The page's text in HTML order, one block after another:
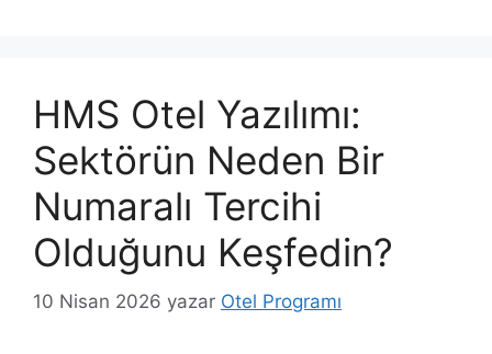
HMS Otel Yazılımı:
Sektörün Neden Bir
Numaralı Tercihi
Olduğunu Keşfedin?
10 Nisan 2026 yazar Otel Programı